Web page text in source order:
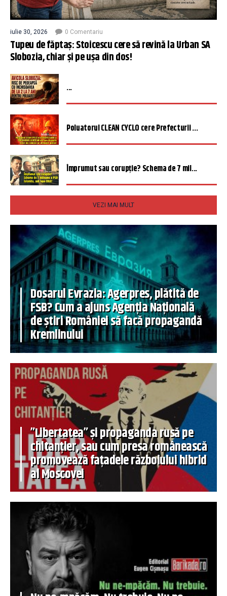
iulie 30, 2026 0 Comentariu
Tupeu de făptaș: Stoicescu cere să revină la Urban SA
Slobozia, chiar și pe ușa din dos!
...
Poluatorul CLEAN CYCLO cere Prefecturii ...
Împrumut sau corupție? Schema de 7 mil...
VEZI MAI MULT
Dosarul Evrazia: Agerpres, plătită de
FSB? Cum a ajuns Agenția Națională
de știri României să facă propagandă
Kremlinului
”Libertatea” și propaganda rusă pe
chitanțier, sau cum presa românească
promovează fațadele războiului hibrid
al Moscovei